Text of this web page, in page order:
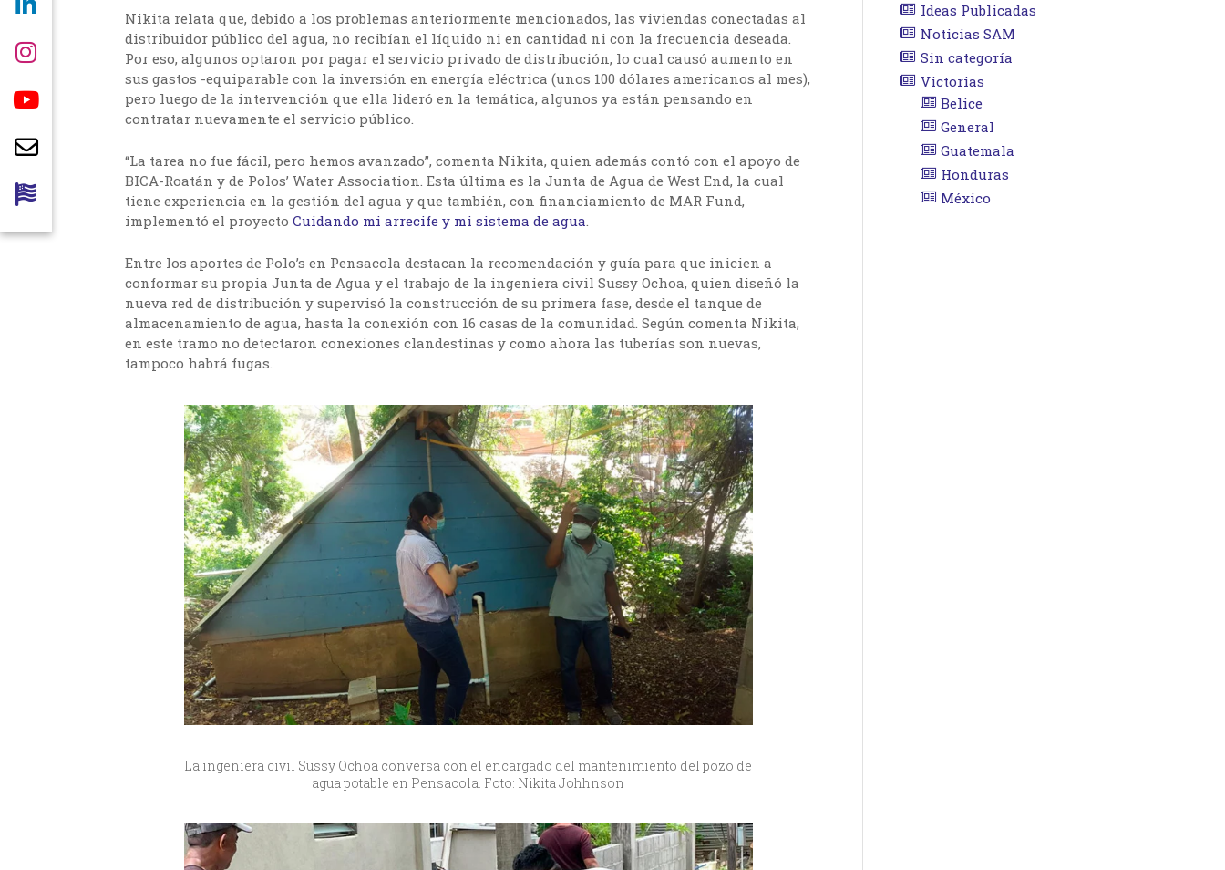
Nikita relata que, debido a los problemas anteriormente mencionados, las viviendas conectadas al
distribuidor público del agua, no recibían el líquido ni en cantidad ni con la frecuencia deseada.
Por eso, algunos optaron por pagar el servicio privado de distribución, lo cual causó aumento en
sus gastos -equiparable con la inversión en energía eléctrica (unos 100 dólares americanos al mes),
pero luego de la intervención que ella lideró en la temática, algunos ya están pensando en
contratar nuevamente el servicio público.
“La tarea no fue fácil, pero hemos avanzado”, comenta Nikita, quien además contó con el apoyo de
BICA-Roatán y de Polos’ Water Association. Esta última es la Junta de Agua de West End, la cual
tiene experiencia en la gestión del agua y que también, con financiamiento de MAR Fund,
implementó el proyecto Cuidando mi arrecife y mi sistema de agua.
Entre los aportes de Polo’s en Pensacola destacan la recomendación y guía para que inicien a
conformar su propia Junta de Agua y el trabajo de la ingeniera civil Sussy Ochoa, quien diseñó la
nueva red de distribución y supervisó la construcción de su primera fase, desde el tanque de
almacenamiento de agua, hasta la conexión con 16 casas de la comunidad. Según comenta Nikita,
en este tramo no detectaron conexiones clandestinas y como ahora las tuberías son nuevas,
tampoco habrá fugas.
La ingeniera civil Sussy Ochoa conversa con el encargado del mantenimiento del pozo de
agua potable en Pensacola. Foto: Nikita Johhnson
Ideas Publicadas
Noticias SAM
Sin categoría
Victorias
Belice
General
Guatemala
Honduras
México